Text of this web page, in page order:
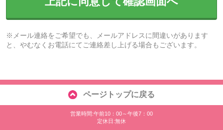
※メール連絡をご希望でも、メールアドレスに間違いがあります
と、やむなくお電話にてご連絡差し上げる場合もございます。
ページトップに戻る
営業時間:午前10：00～午後7：00
定休日:無休